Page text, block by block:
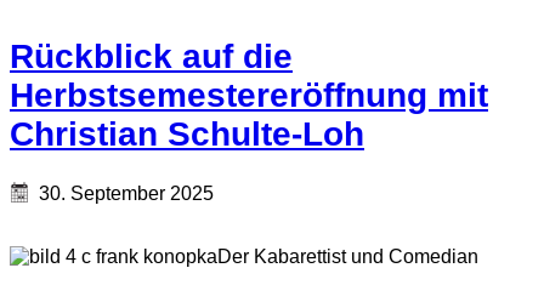
Rückblick auf die
Herbstsemestereröffnung mit
Christian Schulte-Loh
30. September 2025
Der Kabarettist und Comedian